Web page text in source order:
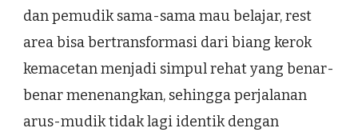
dan pemudik sama-sama mau belajar, rest
area bisa bertransformasi dari biang kerok
kemacetan menjadi simpul rehat yang benar-
benar menenangkan, sehingga perjalanan
arus-mudik tidak lagi identik dengan